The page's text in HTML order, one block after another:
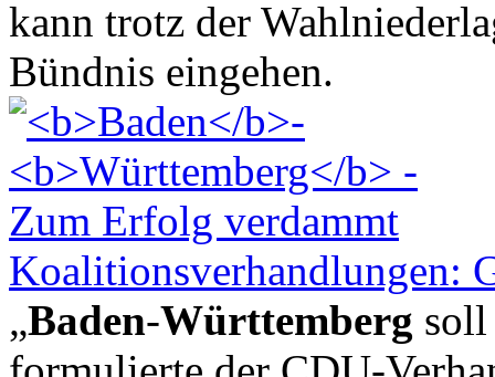
kann trotz der
Bündnis eingehen.
Koalitionsverhandlungen:
„Baden-Württemberg soll